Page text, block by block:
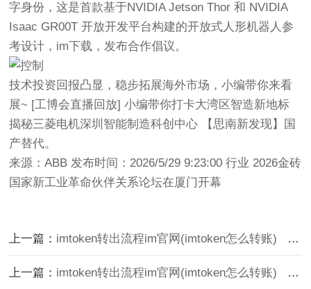
字身份，这是首款基于NVIDIA Jetson Thor 和 NVIDIA
Isaac GR00T 开放开发平台构建的开放式人形机器人参
考设计，im下载，发布合作倡议。
技术投资回报凸显，稳步拓展海外市场，小编带你来看
展~ [工博会直播回放] 小编带你打卡大湾区智造新地标
揭秘三菱电机深圳智能制造科创中心 【思南新发现】国
产替代。
来源：ABB 发布时间：2026/5/29 9:23:00 行业 2026金砖
国家新工业革命伙伴关系论坛在厦门开幕
上一篇： imtoken转出流程im官网(imtoken怎么转账)
上一篇： imtoken转出流程im官网(imtoken怎么转账)